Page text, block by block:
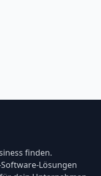
finden.
Lösungen